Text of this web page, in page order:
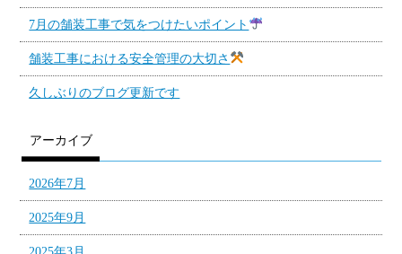
7月の舗装工事で気をつけたいポイント
舗装工事における安全管理の大切さ
久しぶりのブログ更新です
アーカイブ
2026年7月
2025年9月